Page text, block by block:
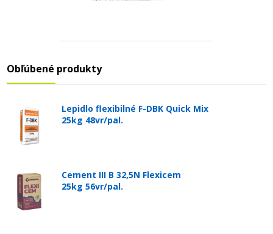
Obľúbené produkty
Lepidlo flexibilné F-DBK Quick Mix
25kg 48vr/pal.
Cement III B 32,5N Flexicem
25kg 56vr/pal.